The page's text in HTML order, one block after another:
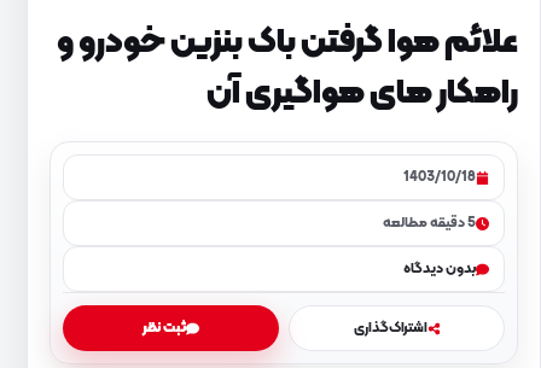
علائم هوا گرفتن باک بنزین خودرو و
راهکار های هواگیری آن
1403/10/18
5 دقیقه مطالعه
بدون دیدگاه
اشتراک‌گذاری ثبت نظر